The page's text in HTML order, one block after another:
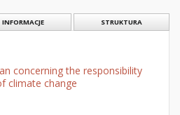
INFORMACJE STRUKTURA
concerning the responsibility
climate change